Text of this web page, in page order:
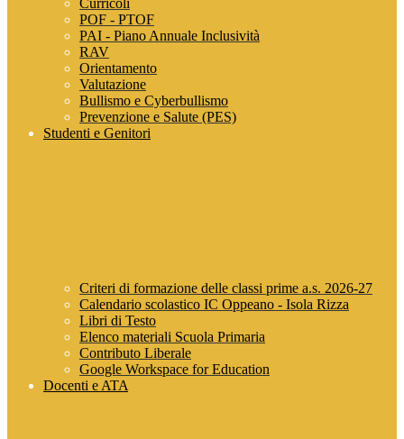
Curricoli
POF - PTOF
PAI - Piano Annuale Inclusività
RAV
Orientamento
Valutazione
Bullismo e Cyberbullismo
Prevenzione e Salute (PES)
Studenti e Genitori
Criteri di formazione delle classi prime a.s. 2026-27
Calendario scolastico IC Oppeano - Isola Rizza
Libri di Testo
Elenco materiali Scuola Primaria
Contributo Liberale
Google Workspace for Education
Docenti e ATA